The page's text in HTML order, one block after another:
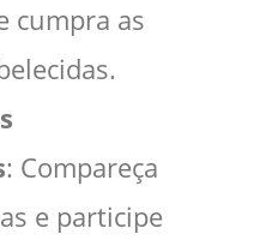
cumpra as
: Compareça
e participe